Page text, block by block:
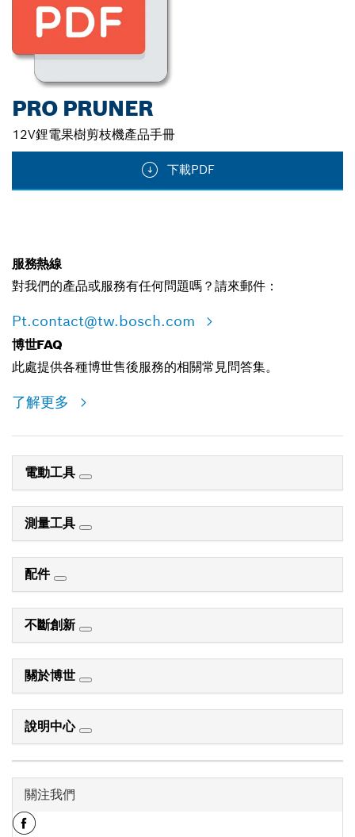
PRO PRUNER
12V鋰電果樹剪枝機產品手冊
下載PDF
服務熱線
對我們的產品或服務有任何問題嗎？請來郵件：
Pt.contact@tw.bosch.com
博世FAQ
此處提供各種博世售後服務的相關常見問答集。
了解更多
電動工具
測量工具
配件
不斷創新
關於博世
說明中心
關注我們